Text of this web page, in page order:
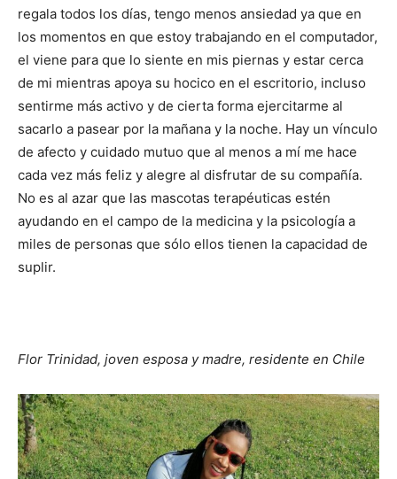
regala todos los días, tengo menos ansiedad ya que en
los momentos en que estoy trabajando en el computador,
el viene para que lo siente en mis piernas y estar cerca
de mi mientras apoya su hocico en el escritorio, incluso
sentirme más activo y de cierta forma ejercitarme al
sacarlo a pasear por la mañana y la noche. Hay un vínculo
de afecto y cuidado mutuo que al menos a mí me hace
cada vez más feliz y alegre al disfrutar de su compañía.
No es al azar que las mascotas terapéuticas estén
ayudando en el campo de la medicina y la psicología a
miles de personas que sólo ellos tienen la capacidad de
suplir.
Flor Trinidad, joven esposa y madre, residente en Chile